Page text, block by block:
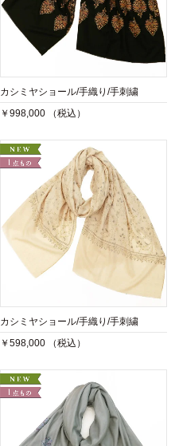
カシミヤショール/手織り/手刺繍
￥998,000 （税込）
カシミヤショール/手織り/手刺繍
￥598,000 （税込）